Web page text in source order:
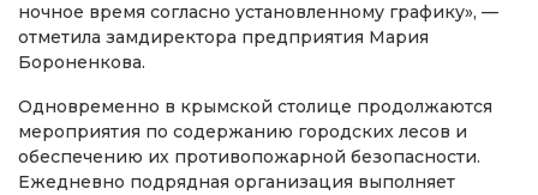
ночное время согласно установленному графику», —
отметила замдиректора предприятия Мария
Бороненкова.
Одновременно в крымской столице продолжаются
мероприятия по содержанию городских лесов и
обеспечению их противопожарной безопасности.
Ежедневно подрядная организация выполняет